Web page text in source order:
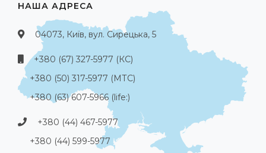
НАША АДРЕСА
04073, Київ, вул. Сирецька, 5
+380 (67) 327-5977 (КС)
+380 (50) 317-5977 (МТС)
+380 (63) 607-5966 (life:)
+380 (44) 467-5977
+380 (44) 599-5977